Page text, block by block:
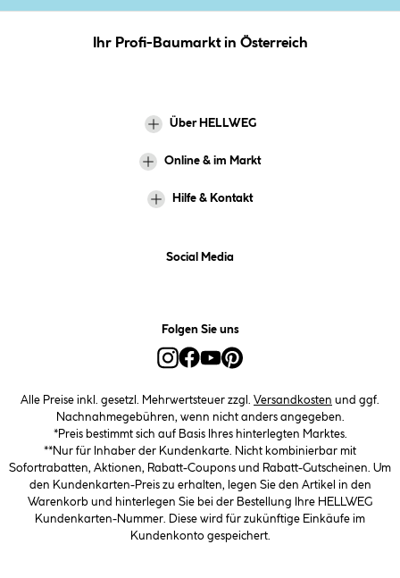
Ihr Profi-Baumarkt in Österreich
Über HELLWEG
Online & im Markt
Hilfe & Kontakt
Social Media
Folgen Sie uns
Alle Preise inkl. gesetzl. Mehrwertsteuer zzgl. Versandkosten und ggf.
Nachnahmegebühren, wenn nicht anders angegeben.
*Preis bestimmt sich auf Basis Ihres hinterlegten Marktes.
**Nur für Inhaber der Kundenkarte. Nicht kombinierbar mit
Sofortrabatten, Aktionen, Rabatt-Coupons und Rabatt-Gutscheinen. Um
den Kundenkarten-Preis zu erhalten, legen Sie den Artikel in den
Warenkorb und hinterlegen Sie bei der Bestellung Ihre HELLWEG
Kundenkarten-Nummer. Diese wird für zukünftige Einkäufe im
Kundenkonto gespeichert.